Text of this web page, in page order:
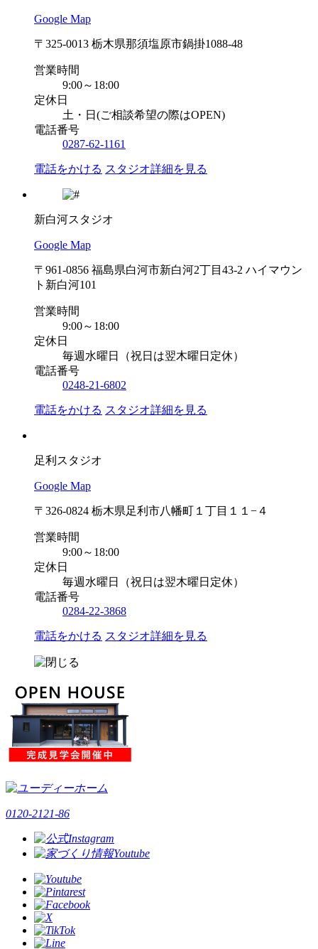
Google Map
〒325-0013 栃木県那須塩原市鍋掛1088-48
営業時間
9:00～18:00
定休日
土・日(ご相談希望の際はOPEN)
電話番号
0287-62-1161
電話をかける スタジオ詳細を見る
新白河スタジオ
Google Map
〒961-0856 福島県白河市新白河2丁目43-2 ハイマウン
ト新白河101
営業時間
9:00～18:00
定休日
毎週水曜日（祝日は翌木曜日定休）
電話番号
0248-21-6802
電話をかける スタジオ詳細を見る
足利スタジオ
Google Map
〒326-0824 栃木県足利市八幡町１丁目１１−４
営業時間
9:00～18:00
定休日
毎週水曜日（祝日は翌木曜日定休）
電話番号
0284-22-3868
電話をかける スタジオ詳細を見る
0120-2121-86